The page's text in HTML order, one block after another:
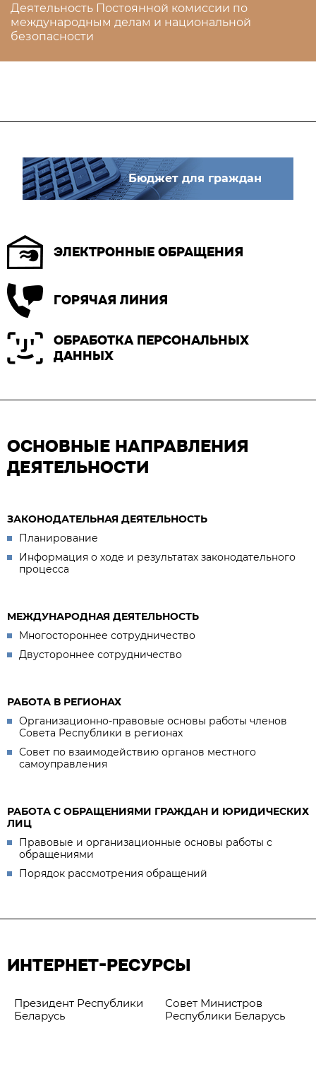
Деятельность Постоянной комиссии по
международным делам и национальной
безопасности
Бюджет для граждан
ЭЛЕКТРОННЫЕ ОБРАЩЕНИЯ
ГОРЯЧАЯ ЛИНИЯ
ОБРАБОТКА ПЕРСОНАЛЬНЫХ
ДАННЫХ
ОСНОВНЫЕ НАПРАВЛЕНИЯ
ДЕЯТЕЛЬНОСТИ
ЗАКОНОДАТЕЛЬНАЯ ДЕЯТЕЛЬНОСТЬ
Планирование
Информация о ходе и результатах законодательного
процесса
МЕЖДУНАРОДНАЯ ДЕЯТЕЛЬНОСТЬ
Многостороннее сотрудничество
Двустороннее сотрудничество
РАБОТА В РЕГИОНАХ
Организационно-правовые основы работы членов
Совета Республики в регионах
Совет по взаимодействию органов местного
самоуправления
РАБОТА С ОБРАЩЕНИЯМИ ГРАЖДАН И ЮРИДИЧЕСКИХ
ЛИЦ
Правовые и организационные основы работы с
обращениями
Порядок рассмотрения обращений
ИНТЕРНЕТ-РЕСУРСЫ
Президент Республики
Беларусь
Совет Министров
Республики Беларусь